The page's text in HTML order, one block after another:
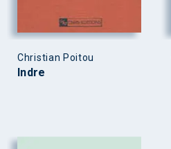
Christian Poitou
Indre